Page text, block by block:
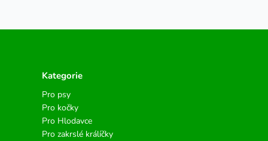
Kategorie
Pro psy
Pro kočky
Pro Hlodavce
Pro zakrslé králíčky